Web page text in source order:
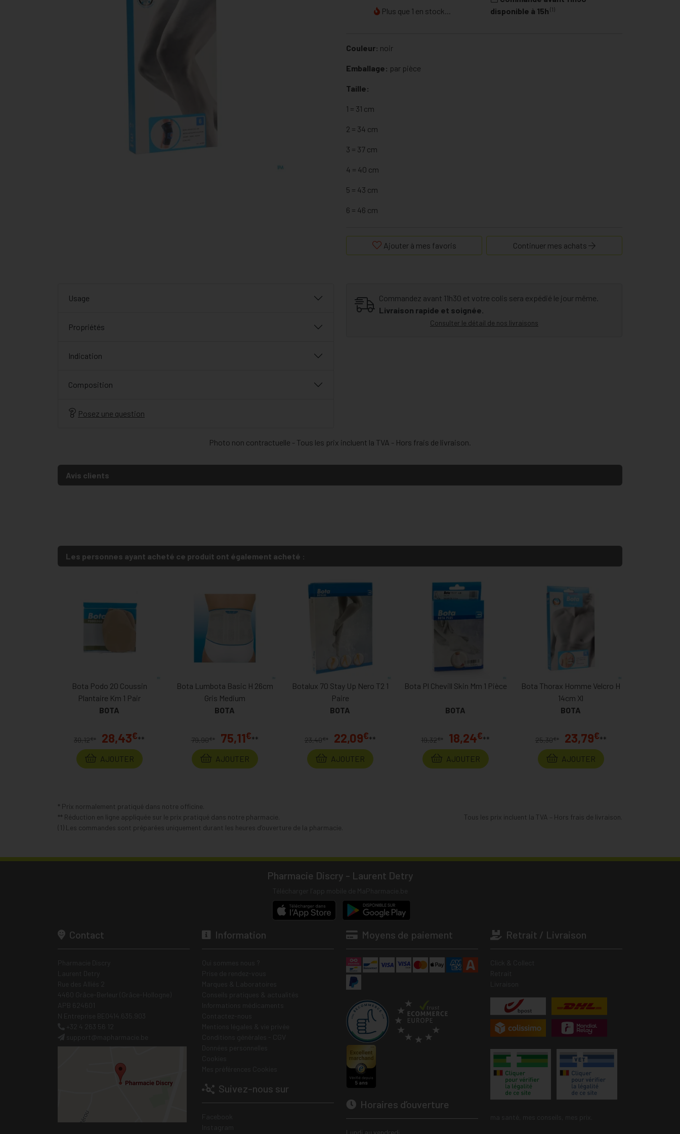
Plus que 1 en stock...
disponible à 15h (1)
Couleur: noir
Emballage: par pièce
Taille:
1 = 31 cm
2 = 34 cm
3 = 37 cm
4 = 40 cm
5 = 43 cm
6 = 46 cm
Ajouter à mes favoris
Continuer mes achats
Usage
Propriétés
Indication
Composition
Posez une question
Commandez avant 11h30 et votre colis sera expédié le jour même.
Livraison rapide et soignée.
Consulter le détail de nos livraisons
Photo non contractuelle - Tous les prix incluent la TVA - Hors frais de livraison.
Avis clients
Les personnes ayant acheté ce produit ont également acheté :
Bota Podo 20 Coussin
Plantaire Km 1 Pair
BOTA
30,12€* 28,43€**
AJOUTER
Bota Lumbota Basic H 26cm
Gris Medium
BOTA
79,90€ * 75,11€**
AJOUTER
Botalux 70 Stay Up Nero T2 1
Paire
BOTA
23,40€ * 22,09€**
AJOUTER
Bota Pl Chevill Skin Mm 1 Pièce
BOTA
19,32€* 18,24€**
AJOUTER
Bota Thorax Homme Velcro H
14cm Xl
BOTA
25,30€ * 23,79€**
AJOUTER
* Prix normalement pratiqué dans notre officine.
** Réduction en ligne appliquée sur le prix pratiqué dans notre pharmacie.
(1) Les commandes sont préparées uniquement durant les heures d’ouverture de la pharmacie.
Tous les prix incluent la TVA – Hors frais de livraison.
Pharmacie Discry - Laurent Detry
Contact Information
Suivez-nous sur
Moyens de paiement
Horaires d’ouverture
Lundi au vendredi
Retrait / Livraison